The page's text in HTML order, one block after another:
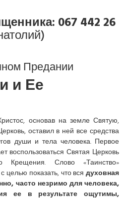
067 442 26
Предании
и Ее
основав на земле Святую,
оставил в ней все средства
души и тела человека. Первое
воспользоваться Святая Церковь
Крещения. Слово «Таинство»
целью показать, что вся духовная
часто незримо для человека,
ее в результате ощутимы,